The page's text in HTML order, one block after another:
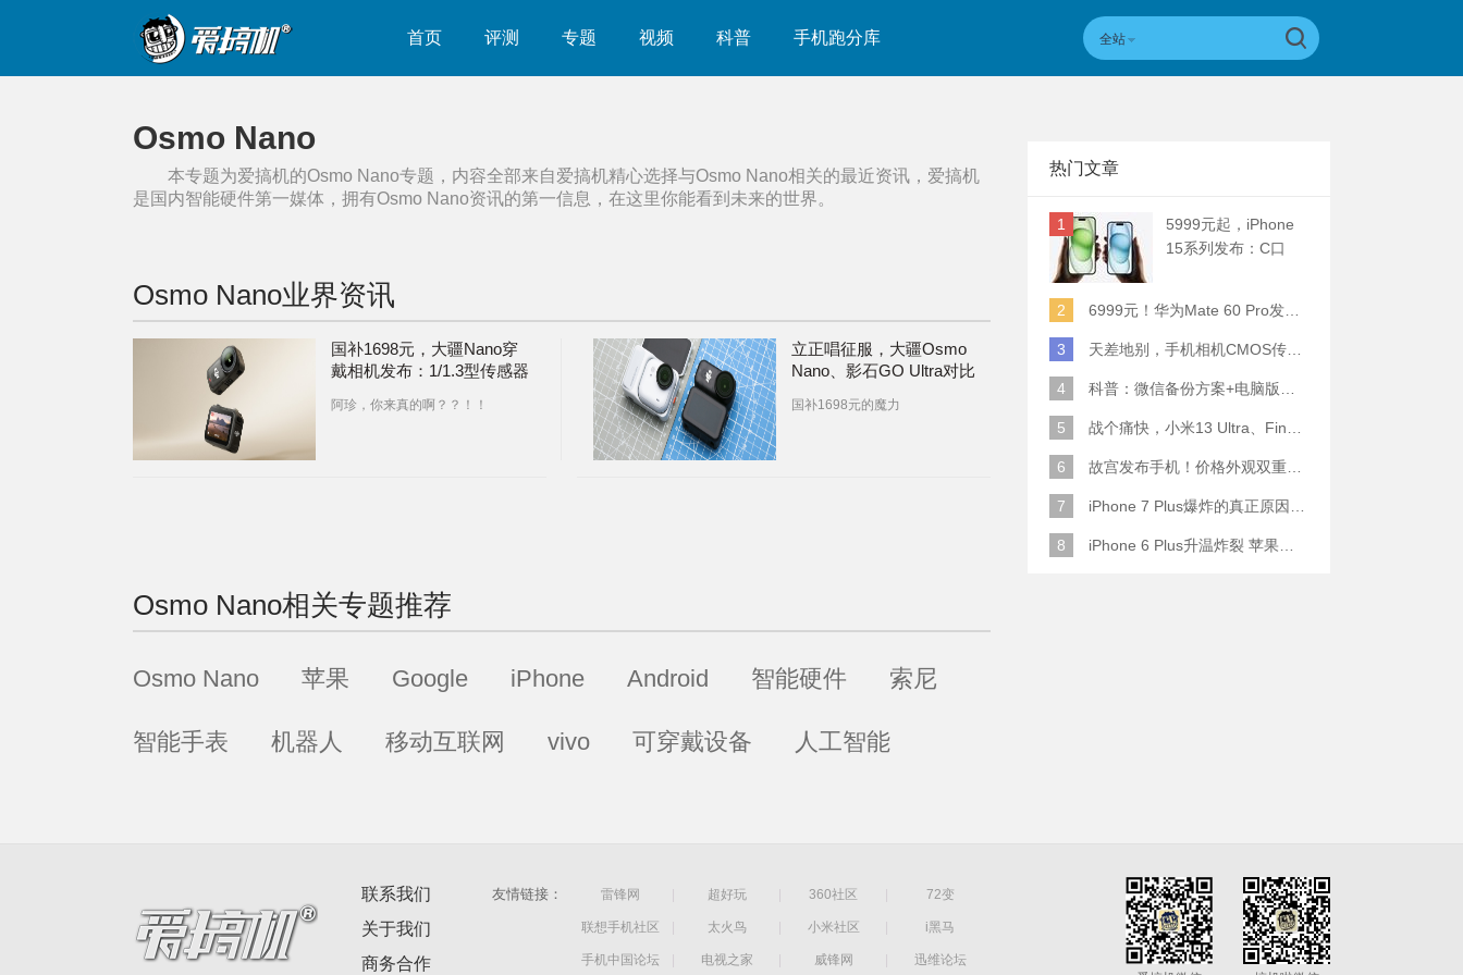
首页 评测 专题 视频 科普 手机跑分库 全站
Osmo Nano
本专题为爱搞机的Osmo Nano专题，内容全部来自爱搞机精心选择与Osmo Nano相关的最近资讯，爱搞机
是国内智能硬件第一媒体，拥有Osmo Nano资讯的第一信息，在这里你能看到未来的世界。
Osmo Nano业界资讯
国补1698元，大疆Nano穿
戴相机发布：1/1.3型传感器
阿珍，你来真的啊？？！！
立正唱征服，大疆Osmo
Nano、影石GO Ultra对比
国补1698元的魔力
Osmo Nano相关专题推荐
Osmo Nano 苹果 Google iPhone Android 智能硬件 索尼
智能手表 机器人 移动互联网 vivo 可穿戴设备 人工智能
热门文章
1
5999元起，iPhone
15系列发布：C口
2
6999元！华为Mate 60 Pro发布：麒麟9000S+卫星通话 (附初步跑分)
3 天差地别，手机相机CMOS传感器实际面积对比
4 科普：微信备份方案+电脑版丢失数据恢复指南
5 战个痛快，小米13 Ultra、Find X6 Pro、vivo X90 Pro+、小米12SU拍照横评
6 故宫发布手机！价格外观双重逆天！
7 iPhone 7 Plus爆炸的真正原因原来是这样
8 iPhone 6 Plus升温炸裂 苹果赔了一部全新的
联系我们
关于我们
商务合作
友情链接： 雷锋网 超好玩 360社区 72变
联想手机社区 太火鸟 小米社区 i黑马
手机中国论坛 电视之家 威锋网
迅维论坛